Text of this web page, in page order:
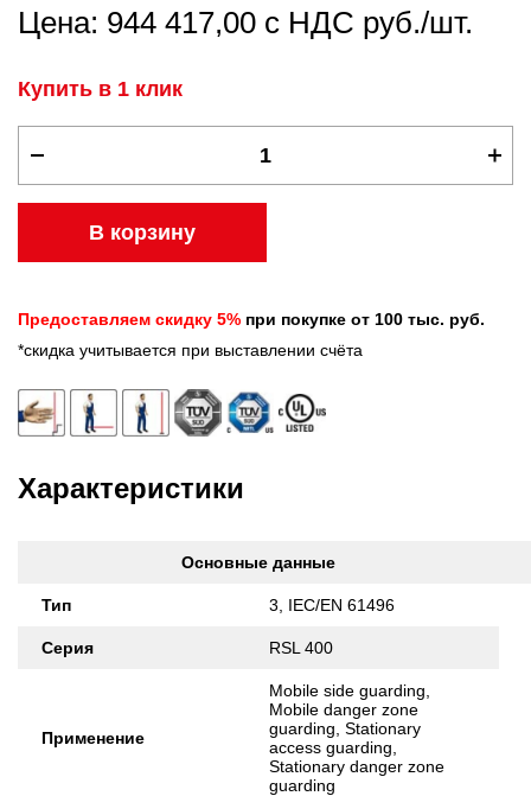
Цена: 944 417,00 с НДС руб./шт.
Купить в 1 клик
В корзину
Предоставляем скидку 5% при покупке от 100 тыс. руб.
*скидка учитывается при выставлении счёта
Характеристики
Основные данные
Тип 3, IEC/EN 61496
Серия RSL 400
Применение
Mobile side guarding,
Mobile danger zone
guarding, Stationary
access guarding,
Stationary danger zone
guarding